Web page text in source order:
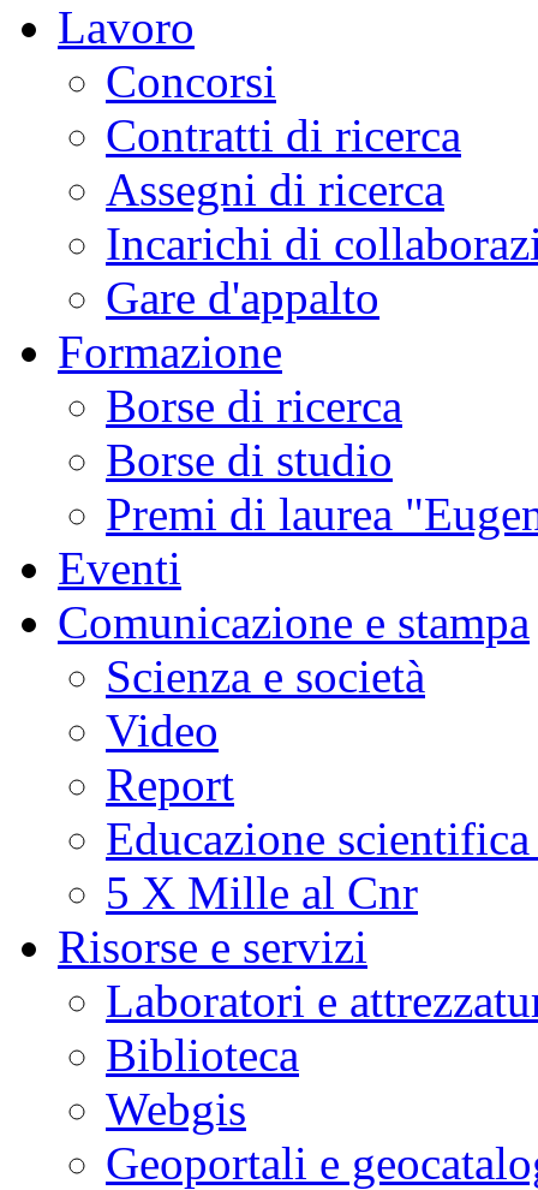
Lavoro
Concorsi
Contratti di ricerca
Assegni di ricerca
Incarichi di
Gare d'appalto
Formazione
Borse di ricerca
Borse di studio
Premi di laurea
Eventi
Comunicazione e stampa
Scienza e società
Video
Report
Educazione
5 X Mille al Cnr
Risorse e servizi
Laboratori e
Biblioteca
Webgis
Geoportali e